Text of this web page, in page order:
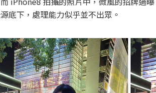
底下，處理能力似乎並不出眾。